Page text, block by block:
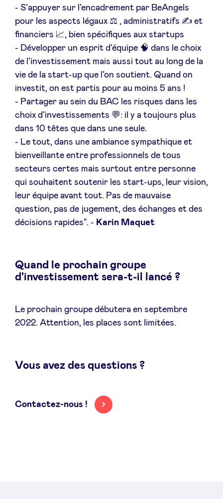
- S’appuyer sur l’encadrement par BeAngels
pour les aspects légaux ⚖️ , administratifs ✍️ et
financiers 📈, bien spécifiques aux startups
- Développer un esprit d’équipe 🧠 dans le choix
de l’investissement mais aussi tout au long de la
vie de la start-up que l’on soutient. Quand on
investit, on est partis pour au moins 5 ans !
- Partager au sein du BAC les risques dans les
choix d’investissements 💬: il y a toujours plus
dans 10 têtes que dans une seule.
- Le tout, dans une ambiance sympathique et
bienveillante entre professionnels de tous
secteurs certes mais surtout entre personne
qui souhaitent soutenir les start-ups, leur vision,
leur équipe avant tout. Pas de mauvaise
question, pas de jugement, des échanges et des
décisions rapides". - Karin Maquet
Quand le prochain groupe
d'investissement sera-t-il lancé ?
Le prochain groupe débutera en septembre
2022. Attention, les places sont limitées.
Vous avez des questions ?
Contactez-nous !